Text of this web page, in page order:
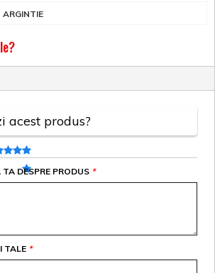
ARGINTIE
acest produs?
*
TA DESPRE PRODUS
*
TALE